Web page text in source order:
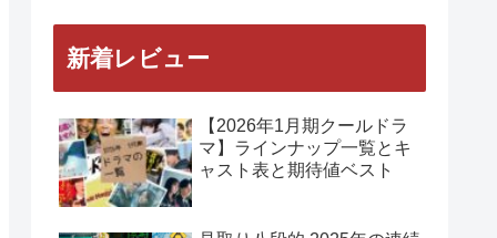
新着レビュー
【2026年1月期クールドラ
マ】ラインナップ一覧とキ
ャスト表と期待値ベスト